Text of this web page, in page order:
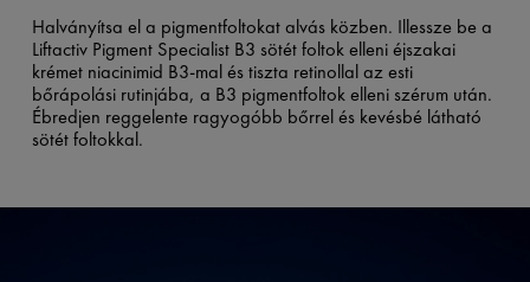
Halványítsa el a pigmentfoltokat alvás közben. Illessze be a
Liftactiv Pigment Specialist B3 sötét foltok elleni éjszakai
krémet niacinimid B3-mal és tiszta retinollal az esti
bőrápolási rutinjába, a B3 pigmentfoltok elleni szérum után.
Ébredjen reggelente ragyogóbb bőrrel és kevésbé látható
sötét foltokkal.